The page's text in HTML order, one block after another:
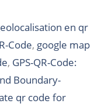
en qr
Code, google map
, GPS-QR-Code:
Boundary-
qr code for